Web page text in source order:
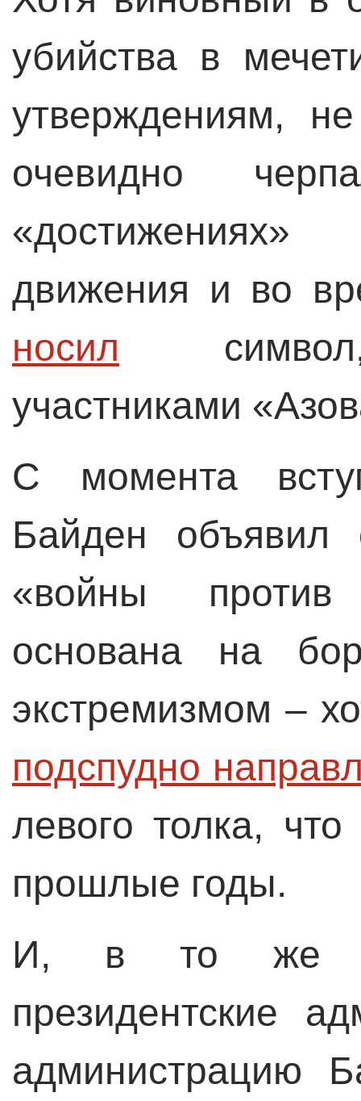
убийства в
утверждениям,
очевидно
движения и во
носил символ,
участниками
С момента
Байден объявил
«войны против
основана на
экстремизмом –
подспудно
левого толка,
прошлые годы.
И, в то же
президентские
администрацию